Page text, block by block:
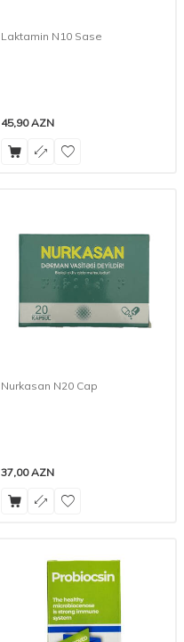
Laktamin N10 Sase
45,90AZN
Nurkasan N20 Cap
37,00AZN